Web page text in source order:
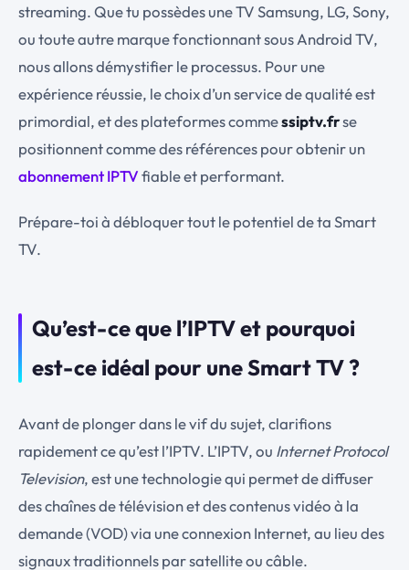
streaming. Que tu possèdes une TV Samsung, LG, Sony,
ou toute autre marque fonctionnant sous Android TV,
nous allons démystifier le processus. Pour une
expérience réussie, le choix d’un service de qualité est
primordial, et des plateformes commessiptv.frse
positionnent comme des références pour obtenir un
abonnement IPTVfiable et performant.
Prépare-toi à débloquer tout le potentiel de ta Smart
TV.
Qu’est-ce que l’IPTV et pourquoi
est-ce idéal pour une Smart TV ?
Avant de plonger dans le vif du sujet, clarifions
rapidement ce qu’est l’IPTV. L’IPTV, ou Internet Protocol
Television, est une technologie qui permet de diffuser
des chaînes de télévision et des contenus vidéo à la
demande (VOD) via une connexion Internet, au lieu des
signaux traditionnels par satellite ou câble.